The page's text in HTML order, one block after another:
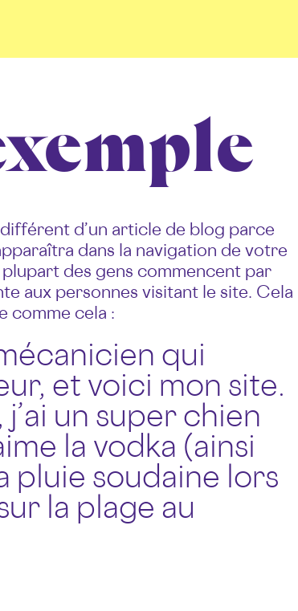
d’un article de blog parce
dans la navigation de votre
des gens commencent par
aux personnes visitant le site. Cela
comme cela :
qui
et voici mon site.
un super chien
la vodka (ainsi
pluie soudaine lors
la plage au